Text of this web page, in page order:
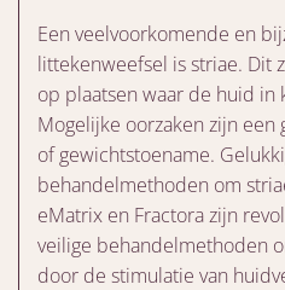
Een veelvoorkomende en
littekenweefsel is striae. Dit
op plaatsen waar de huid
Mogelijke oorzaken zijn een
of gewichtstoename.
behandelmethoden om
eMatrix en Fractora zijn
veilige behandelmethoden
door de stimulatie van